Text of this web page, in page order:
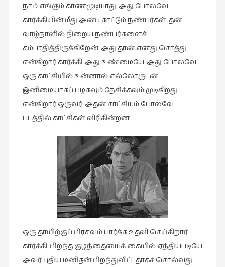
நாம் எங்கும் காணமுடியாது. அது போலவே
கார்க்கியின் மீது அன்பு காட்டும் நண்பர்கள். தன்
வாழ்நாளில் நிறைய நண்பர்களைச்
சம்பாதித்திருக்கிறேன். அது தான் எனது சொத்து
என்கிறார் கார்க்கி. அது உண்மையே. அது போலவே
ஒரு காட்சியில் உன்னால் எல்லோருடன்
இனிமையாகப் பழகவும் நேசிக்கவும் முடிகிறது
என்கிறார் ஒருவர். அதன் சாட்சியம் போலவே
படத்தில் காட்சிகள் விரிகின்றன
ஒரு தாயிற்குப் பிரசவம் பார்க்க உதவி செய்கிறார்
கார்க்கி. பிறந்த குழந்தையைக் கையில் ஏந்தியபடியே
அவர் புதிய மனிதன் பிறந்துவிட்டதாகச் சொல்வது